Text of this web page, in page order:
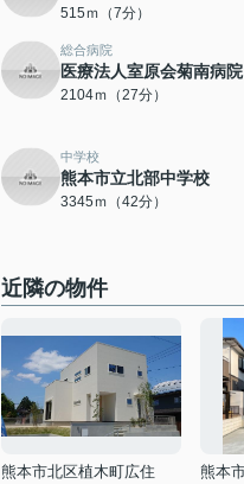
515ｍ（7分）
総合病院
医療法人室原会菊南病院
2104ｍ（27分）
中学校
熊本市立北部中学校
3345ｍ（42分）
近隣の物件
熊本市北区植木町広住